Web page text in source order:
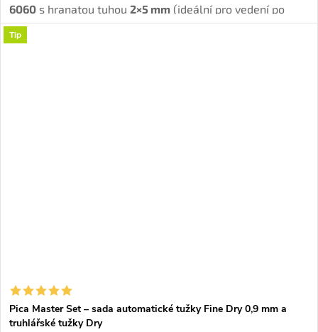
6060 s hranatou tuhou 2×5 mm (ideální pro vedení po
hraně) a k tomu balení náhradních tuh6045v červené,
černé a bílé.
Tip
Pica Master Set – sada automatické tužky Fine Dry 0,9 mm a
truhlářské tužky Dry